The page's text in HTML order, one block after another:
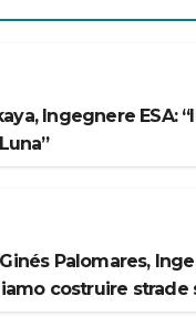
Ingegnere ESA:
Palomares,
costruire strade